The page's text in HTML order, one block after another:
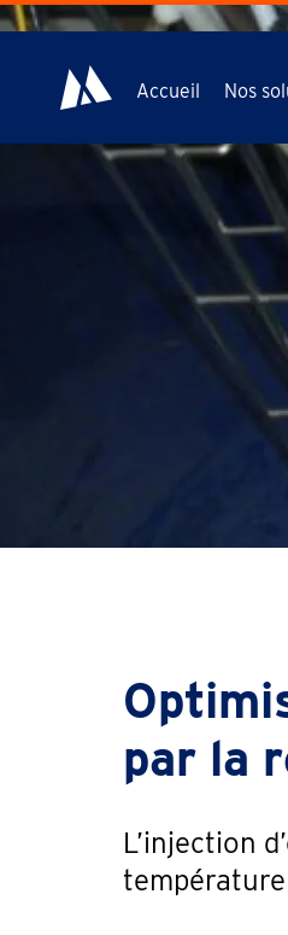
Accueil Nos
par la
L’injection